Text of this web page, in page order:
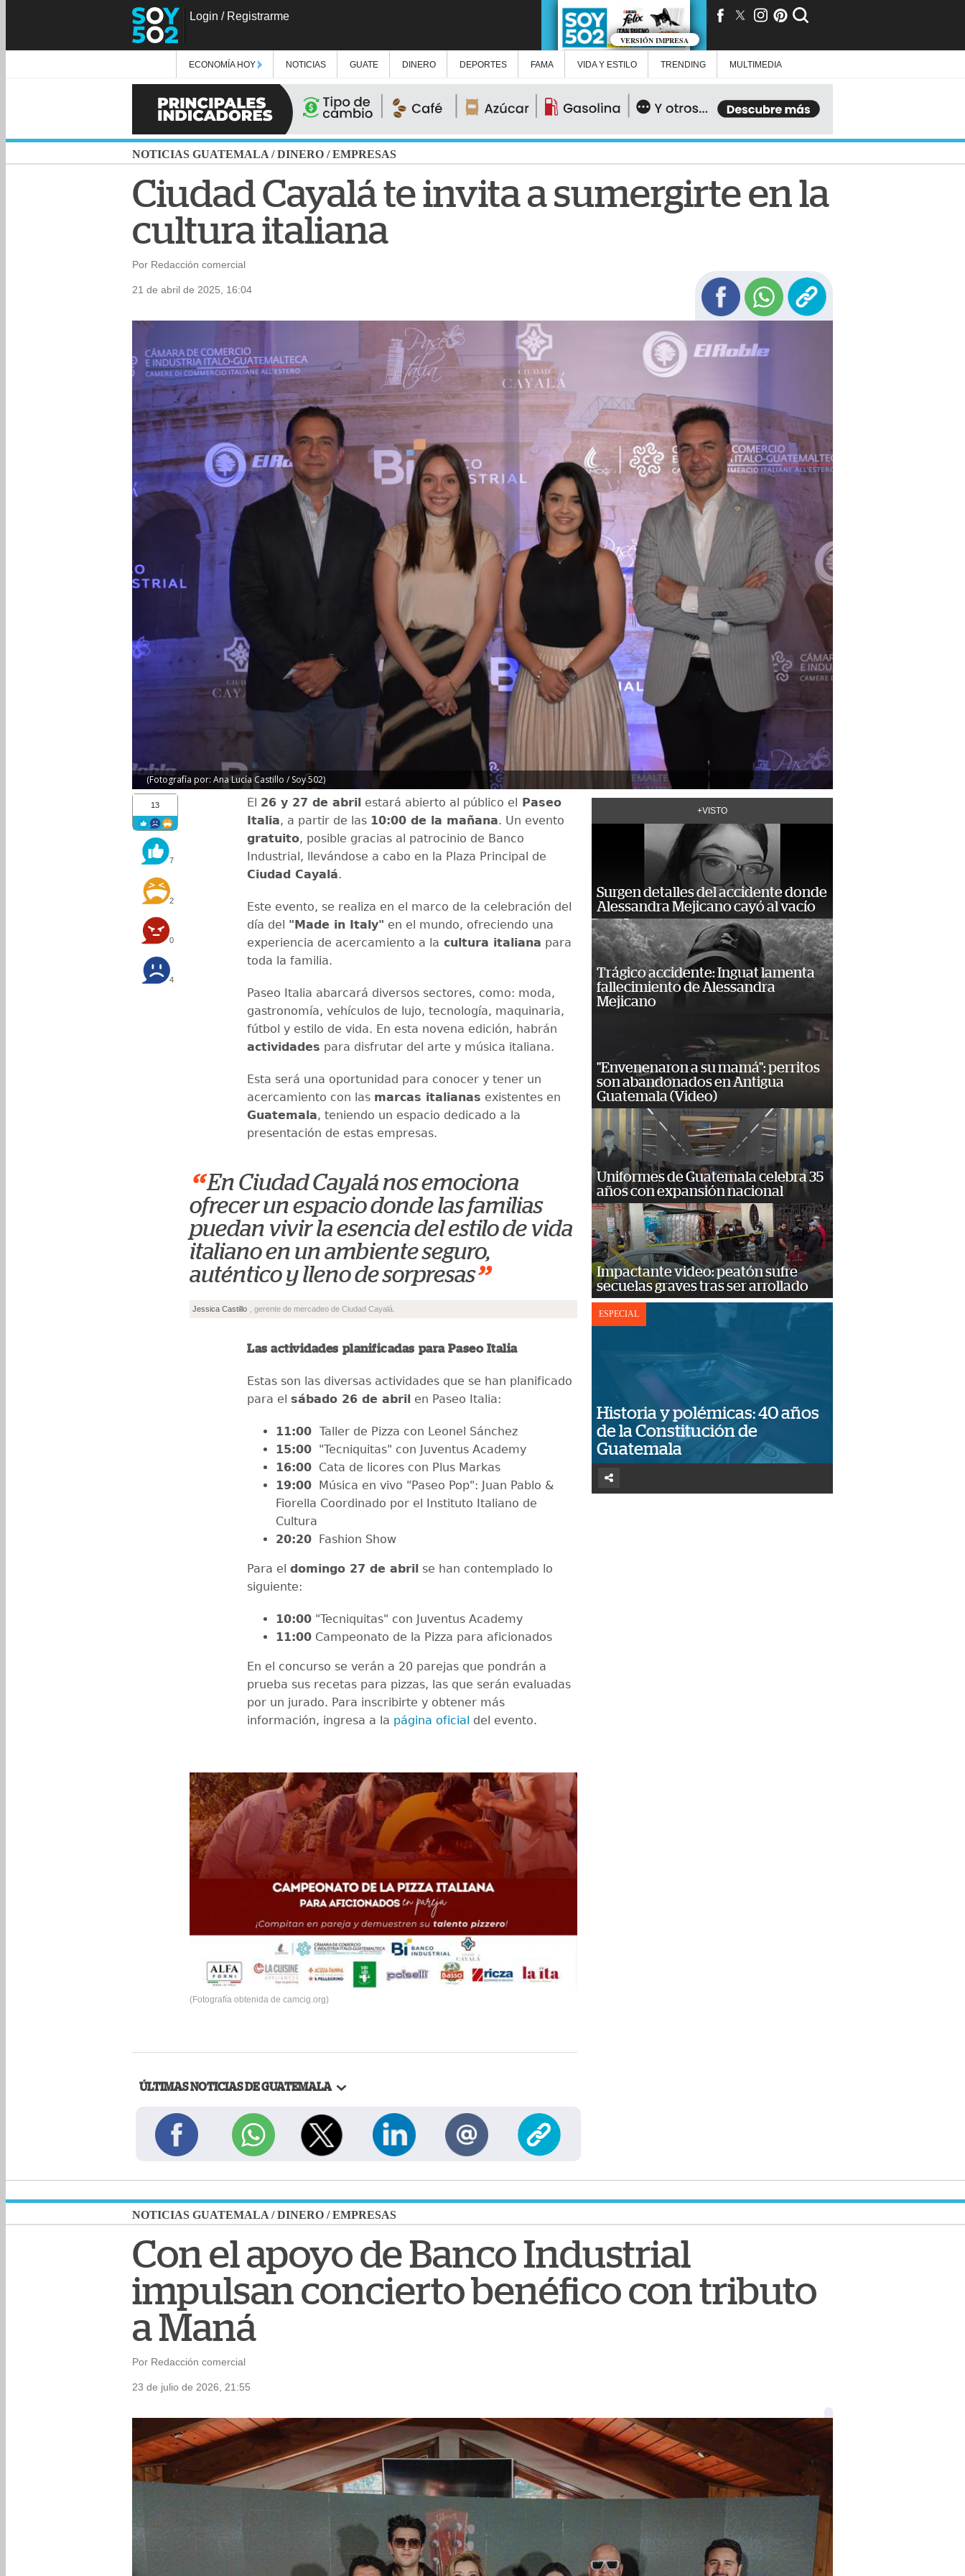
Login / Registrarme
VERSIÓN IMPRESA
ECONOMÍA HOY NOTICIAS GUATE DINERO DEPORTES FAMA VIDA Y ESTILO TRENDING MULTIMEDIA
NOTICIAS GUATEMALA /DINERO /EMPRESAS
Ciudad Cayalá te invita a sumergirte en la
cultura italiana
Por Redacción comercial
21 de abril de 2025, 16:04
(Fotografía por: Ana Lucía Castillo / Soy 502)
13
7
2
0
4
El 26 y 27 de abril estará abierto al público el Paseo
Italia, a partir de las 10:00 de la mañana. Un evento
gratuito, posible gracias al patrocinio de Banco
Industrial, llevándose a cabo en la Plaza Principal de
Ciudad Cayalá.
Este evento, se realiza en el marco de la celebración del
día del "Made in Italy" en el mundo, ofreciendo una
experiencia de acercamiento a la cultura italiana para
toda la familia.
Paseo Italia abarcará diversos sectores, como: moda,
gastronomía, vehículos de lujo, tecnología, maquinaria,
fútbol y estilo de vida. En esta novena edición, habrán
actividades para disfrutar del arte y música italiana.
Esta será una oportunidad para conocer y tener un
acercamiento con las marcas italianas existentes en
Guatemala, teniendo un espacio dedicado a la
presentación de estas empresas.
“ En Ciudad Cayalá nos emociona
ofrecer un espacio donde las familias
puedan vivir la esencia del estilo de vida
italiano en un ambiente seguro,
auténtico y lleno de sorpresas”
Jessica Castillo , gerente de mercadeo de Ciudad Cayalá.
Las actividades planificadas para Paseo Italia
Estas son las diversas actividades que se han planificado
para el sábado 26 de abril en Paseo Italia:
11:00 Taller de Pizza con Leonel Sánchez
15:00 "Tecniquitas" con Juventus Academy
16:00 Cata de licores con Plus Markas
19:00 Música en vivo "Paseo Pop": Juan Pablo &
Fiorella Coordinado por el Instituto Italiano de
Cultura
20:20 Fashion Show
Para el domingo 27 de abril se han contemplado lo
siguiente:
10:00 "Tecniquitas" con Juventus Academy
11:00 Campeonato de la Pizza para aficionados
En el concurso se verán a 20 parejas que pondrán a
prueba sus recetas para pizzas, las que serán evaluadas
por un jurado. Para inscribirte y obtener más
información, ingresa a la página oficial del evento.
(Fotografía obtenida de camcig.org)
ÚLTIMAS NOTICIAS DE GUATEMALA
+VISTO
Surgen detalles del accidente donde
Alessandra Mejicano cayó al vacío
Trágico accidente: Inguat lamenta
fallecimiento de Alessandra
Mejicano
"Envenenaron a su mamá": perritos
son abandonados en Antigua
Guatemala (Video)
Uniformes de Guatemala celebra 35
años con expansión nacional
Impactante video: peatón sufre
secuelas graves tras ser arrollado
ESPECIAL
Historia y polémicas: 40 años
de la Constitución de
Guatemala
NOTICIAS GUATEMALA/DINERO /EMPRESAS
Con el apoyo de Banco Industrial
impulsan concierto benéfico con tributo
a Maná
Por Redacción comercial
23 de julio de 2026, 21:55